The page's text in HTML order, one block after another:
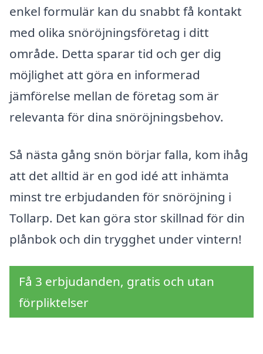
enkel formulär kan du snabbt få kontakt
med olika snöröjningsföretag i ditt
område. Detta sparar tid och ger dig
möjlighet att göra en informerad
jämförelse mellan de företag som är
relevanta för dina snöröjningsbehov.
Så nästa gång snön börjar falla, kom ihåg
att det alltid är en god idé att inhämta
minst tre erbjudanden för snöröjning i
Tollarp. Det kan göra stor skillnad för din
plånbok och din trygghet under vintern!
Få 3 erbjudanden, gratis och utan
förpliktelser